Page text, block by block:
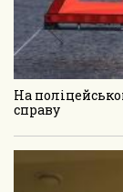
На
справу